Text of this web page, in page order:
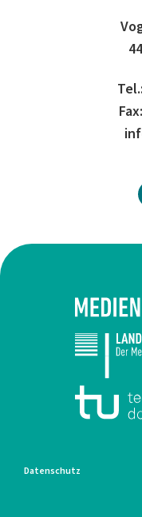
Datenschutz